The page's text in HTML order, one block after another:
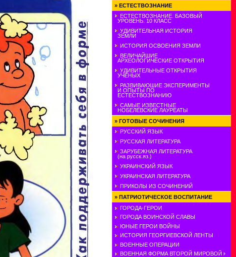
» ЕСТЕСТВОЗНАНИЕ
ЕСТЕСТВОЗНАНИЕ. БАЗОВЫЙ
УРОВЕНЬ. 10 КЛАСС
УДИВИТЕЛЬНАЯ ИСТОРИЯ
ЗЕМЛИ
ИСТОРИЯ ОСВОЕНИЯ ЗЕМЛИ
ВЕЛИЧАЙШИЕ
АРХЕОЛОГИЧЕСКИЕ ОТКРЫТИЯ
УДИВИТЕЛЬНЫЕ ОТКРЫТИЯ
УЧЕНЫХ
РАЗВИВАЮШИЕ ЭКСПЕРИМЕНТЫ
И ОПЫТЫ ПО
ЕСТЕСТВОЗНАНИЮ
САМЫЕ ИЗВЕСТНЫЕ
НОБЕЛЕВСКИЕ ЛАУРЕАТЫ
» ГОТОВЫЕ СОЧИНЕНИЯ
РУССКИЙ ЯЗЫК
РУССКАЯ ЛИТЕРАТУРА
ЗАРУБЕЖНАЯ ЛИТЕРАТУРА
(на русск.яз.)
УКРАИНСКИЙ ЯЗЫК
УКРАИНСКАЯ ЛИТЕРАТУРА
ПРИКОЛЫ ИЗ СОЧИНЕНИЙ
» ПАТРИОТИЧЕСКОЕ ВОСПИТАНИЕ
ГОРОДА-ГЕРОИ
ГОРОДА ВОИНСКОЙ СЛАВЫ
ЮНЫЕ ГЕРОИ ВОЙНЫ
ИСТОРИЯ ГЕОРГИЕВСКОЙ ЛЕНТЫ
ВОЕННЫЕ ОПЕРАЦИИ
ВОЕННАЯ ФОРМА ВТОРОЙ МИРОВОЙ